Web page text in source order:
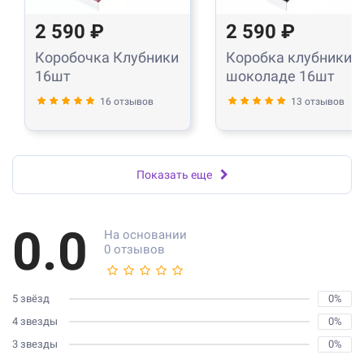
2 590 ₽
Коробочка Клубники
16шт
16 отзывов
2 590 ₽
Коробка клубники в
шоколаде 16шт
13 отзывов
Показать еще
0.0
На основании
0 отзывов
5 звёзд
0%
4 звезды
0%
3 звезды
0%